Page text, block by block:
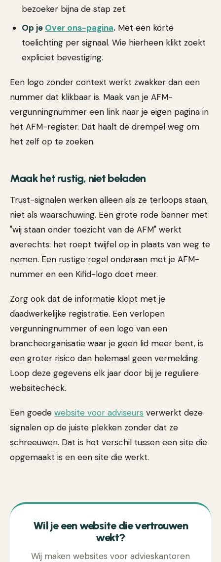
bezoeker bijna de stap zet.
Op je Over ons-pagina. Met een korte
toelichting per signaal. Wie hierheen klikt zoekt
expliciet bevestiging.
Een logo zonder context werkt zwakker dan een
nummer dat klikbaar is. Maak van je AFM-
vergunningnummer een link naar je eigen pagina in
het AFM-register. Dat haalt de drempel weg om
het zelf op te zoeken.
Maak het rustig, niet beladen
Trust-signalen werken alleen als ze terloops staan,
niet als waarschuwing. Een grote rode banner met
"wij staan onder toezicht van de AFM" werkt
averechts: het roept twijfel op in plaats van weg te
nemen. Een rustige regel onderaan met je AFM-
nummer en een Kifid-logo doet meer.
Zorg ook dat de informatie klopt met je
daadwerkelijke registratie. Een verlopen
vergunningnummer of een logo van een
brancheorganisatie waar je geen lid meer bent, is
een groter risico dan helemaal geen vermelding.
Loop deze gegevens elk jaar door bij je reguliere
websitecheck.
Een goede website voor adviseurs verwerkt deze
signalen op de juiste plekken zonder dat ze
schreeuwen. Dat is het verschil tussen een site die
opgemaakt is en een site die werkt.
Wil je een website die vertrouwen
wekt?
Wij maken websites voor advieskantoren